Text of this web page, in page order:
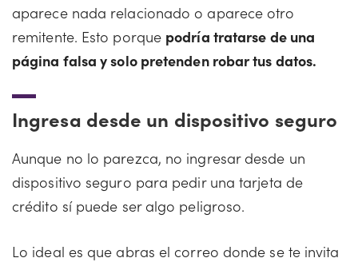
aparece nada relacionado o aparece otro
remitente. Esto porque podría tratarse de una
página falsa y solo pretenden robar tus datos.
Ingresa desde un dispositivo seguro
Aunque no lo parezca, no ingresar desde un
dispositivo seguro para pedir una tarjeta de
crédito sí puede ser algo peligroso.
Lo ideal es que abras el correo donde se te invita